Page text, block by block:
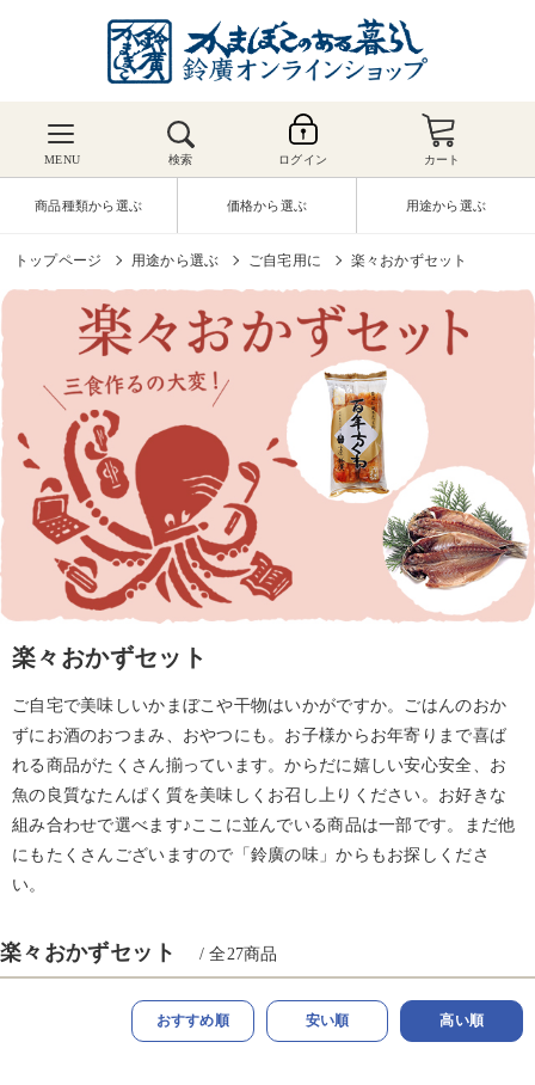
MENU 検索 ログイン カート
商品種類から選ぶ 価格から選ぶ 用途から選ぶ
トップページ 用途から選ぶ ご自宅用に 楽々おかずセット
楽々おかずセット
ご自宅で美味しいかまぼこや干物はいかがですか。ごはんのおか
ずにお酒のおつまみ、おやつにも。お子様からお年寄りまで喜ば
れる商品がたくさん揃っています。からだに嬉しい安心安全、お
魚の良質なたんぱく質を美味しくお召し上りください。お好きな
組み合わせで選べます♪ここに並んでいる商品は一部です。まだ他
にもたくさんございますので「鈴廣の味」からもお探しくださ
い。
楽々おかずセット / 全27商品
おすすめ順 安い順 高い順